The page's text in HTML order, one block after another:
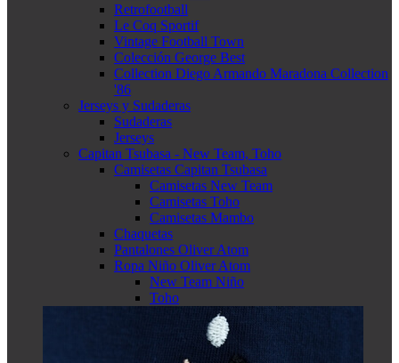
Retrofootball
Le Coq Sportif
Vintage Football Town
Colección George Best
Collection Diego Armando Maradona Collection
'86
Jerseys y Sudaderas
Sudaderas
Jerseys
Capitan Tsubasa - New Team, Toho
Camisetas Capitan Tsubasa
Camisetas New Team
Camisetas Toho
Camisetas Mambo
Chaquetas
Pantalones Oliver Atom
Ropa Niño Oliver Atom
New Team Niño
Toho